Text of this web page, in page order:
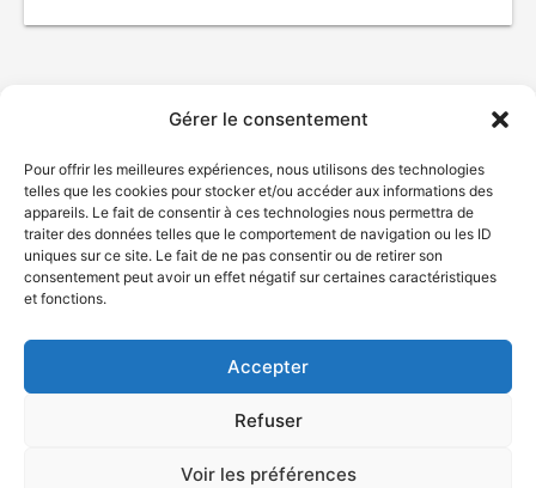
Gérer le consentement
Pour offrir les meilleures expériences, nous utilisons des technologies
telles que les cookies pour stocker et/ou accéder aux informations des
appareils. Le fait de consentir à ces technologies nous permettra de
traiter des données telles que le comportement de navigation ou les ID
uniques sur ce site. Le fait de ne pas consentir ou de retirer son
consentement peut avoir un effet négatif sur certaines caractéristiques
et fonctions.
Accepter
Refuser
Voir les préférences
© Gouvernement du Québec, 2026
Plan du site
Accessibilité
Accès à l'information
Déclaration de services